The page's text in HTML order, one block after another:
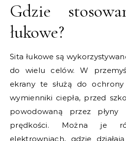
Gdzie
łukowe?
Sita łukowe są
do wielu celów. W
ekrany te służą do
wymienniki ciepła, przed
powodowaną przez
prędkości. Można je
elektrowniach, gdzie